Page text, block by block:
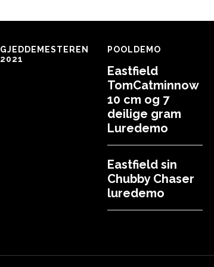
GJEDDEMESTEREN
2021
POOLDEMO
Eastfield
TomCatminnow
10 cm og 7
deilige gram
Luredemo
Eastfield sin
Chubby Chaser
luredemo